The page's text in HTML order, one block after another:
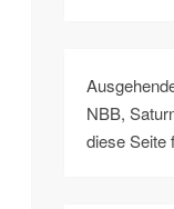
NBB,
diese Seite